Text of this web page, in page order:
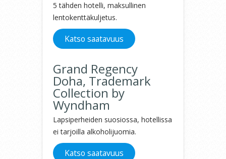
5 tähden hotelli, maksullinen
lentokenttäkuljetus.
Katso saatavuus
Grand Regency
Doha, Trademark
Collection by
Wyndham
Lapsiperheiden suosiossa, hotellissa
ei tarjoilla alkoholijuomia.
Katso saatavuus